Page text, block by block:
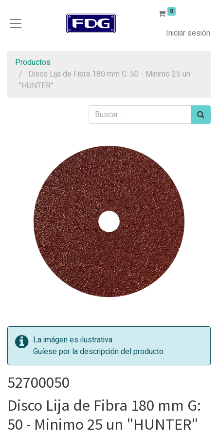
0
Iniciar sesión
Productos
Disco Lija de Fibra 180 mm G: 50 - Minimo 25 un
"HUNTER"
La imágen es ilustrativa
Guíese por la descripción del producto.
52700050
Disco Lija de Fibra 180 mm G:
50 - Minimo 25 un "HUNTER"